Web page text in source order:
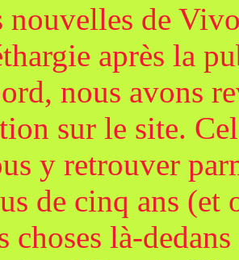
nouvelles de
après la
nous avons
sur le site.
y retrouver
de cinq ans
choses là-